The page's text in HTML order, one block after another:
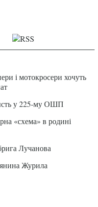
і мотокросери хочуть
у 225-му ОШП
«схема» в родині
Лучанова
Журила